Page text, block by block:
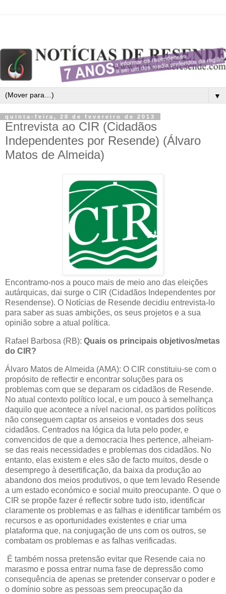
▼
quinta-feira, 28 de fevereiro de 2013
Entrevista ao CIR (Cidadãos
Independentes por Resende) (Álvaro
Matos de Almeida)
Encontramo-nos a pouco mais de meio ano das eleições
autárquicas, dai surge o CIR (Cidadãos Independentes por
Resendense). O Notícias de Resende decidiu entrevista-lo
para saber as suas ambições, os seus projetos e a sua
opinião sobre a atual política.
Rafael Barbosa (RB): Quais os principais objetivos/metas
do CIR?
Álvaro Matos de Almeida (AMA): O CIR constituiu-se com o
propósito de reflectir e encontrar soluções para os
problemas com que se deparam os cidadãos de Resende.
No atual contexto político local, e um pouco à semelhança
daquilo que acontece a nível nacional, os partidos políticos
não conseguem captar os anseios e vontades dos seus
cidadãos. Centrados na lógica da luta pelo poder, e
convencidos de que a democracia lhes pertence, alheiam-
se das reais necessidades e problemas dos cidadãos. No
entanto, elas existem e eles são de facto muitos, desde o
desemprego à desertificação, da baixa da produção ao
abandono dos meios produtivos, o que tem levado Resende
a um estado económico e social muito preocupante. O que o
CIR se propõe fazer é reflectir sobre tudo isto, identificar
claramente os problemas e as falhas e identificar também os
recursos e as oportunidades existentes e criar uma
plataforma que, na conjugação de uns com os outros, se
combatam os problemas e as falhas verificadas.
É também nossa pretensão evitar que Resende caia no
marasmo e possa entrar numa fase de depressão como
consequência de apenas se pretender conservar o poder e
o domínio sobre as pessoas sem preocupação da